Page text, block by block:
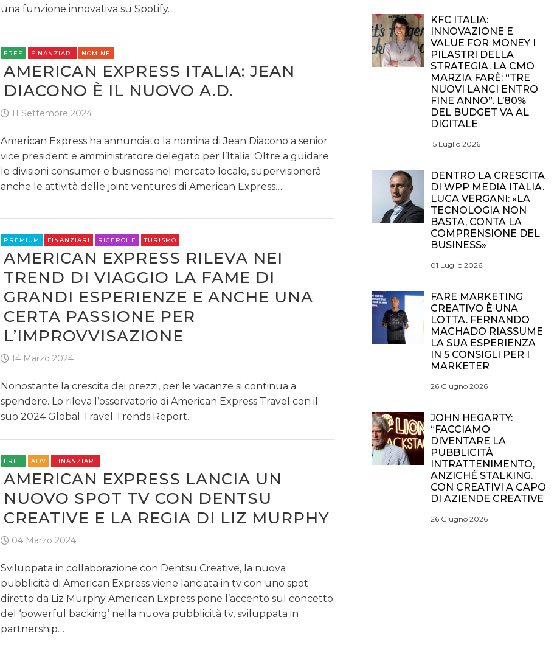
una funzione innovativa su Spotify.
FREE FINANZIARI NOMINE
AMERICAN EXPRESS ITALIA: JEAN
DIACONO È IL NUOVO A.D.
11 Settembre 2024
American Express ha annunciato la nomina di Jean Diacono a senior
vice president e amministratore delegato per l’Italia. Oltre a guidare
le divisioni consumer e business nel mercato locale, supervisionerà
anche le attività delle joint ventures di American Express…
PREMIUM FINANZIARI RICERCHE TURISMO
AMERICAN EXPRESS RILEVA NEI
TREND DI VIAGGIO LA FAME DI
GRANDI ESPERIENZE E ANCHE UNA
CERTA PASSIONE PER
L’IMPROVVISAZIONE
14 Marzo 2024
Nonostante la crescita dei prezzi, per le vacanze si continua a
spendere. Lo rileva l’osservatorio di American Express Travel con il
suo 2024 Global Travel Trends Report.
FREE ADV FINANZIARI
AMERICAN EXPRESS LANCIA UN
NUOVO SPOT TV CON DENTSU
CREATIVE E LA REGIA DI LIZ MURPHY
04 Marzo 2024
Sviluppata in collaborazione con Dentsu Creative, la nuova
pubblicità di American Express viene lanciata in tv con uno spot
diretto da Liz Murphy American Express pone l’accento sul concetto
del ‘powerful backing’ nella nuova pubblicità tv, sviluppata in
partnership…
KFC ITALIA:
INNOVAZIONE E
VALUE FOR MONEY I
PILASTRI DELLA
STRATEGIA. LA CMO
MARZIA FARÈ: “TRE
NUOVI LANCI ENTRO
FINE ANNO”. L’80%
DEL BUDGET VA AL
DIGITALE
15 Luglio 2026
DENTRO LA CRESCITA
DI WPP MEDIA ITALIA.
LUCA VERGANI: «LA
TECNOLOGIA NON
BASTA, CONTA LA
COMPRENSIONE DEL
BUSINESS»
01 Luglio 2026
FARE MARKETING
CREATIVO È UNA
LOTTA. FERNANDO
MACHADO RIASSUME
LA SUA ESPERIENZA
IN 5 CONSIGLI PER I
MARKETER
26 Giugno 2026
JOHN HEGARTY:
“FACCIAMO
DIVENTARE LA
PUBBLICITÀ
INTRATTENIMENTO,
ANZICHÉ STALKING.
CON CREATIVI A CAPO
DI AZIENDE CREATIVE
26 Giugno 2026